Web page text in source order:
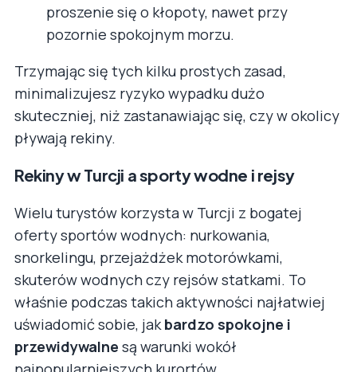
proszenie się o kłopoty, nawet przy
pozornie spokojnym morzu.
Trzymając się tych kilku prostych zasad,
minimalizujesz ryzyko wypadku dużo
skuteczniej, niż zastanawiając się, czy w okolicy
pływają rekiny.
Rekiny w Turcji a sporty wodne i rejsy
Wielu turystów korzysta w Turcji z bogatej
oferty sportów wodnych: nurkowania,
snorkelingu, przejażdżek motorówkami,
skuterów wodnych czy rejsów statkami. To
właśnie podczas takich aktywności najłatwiej
uświadomić sobie, jak bardzo spokojne i
przewidywalne są warunki wokół